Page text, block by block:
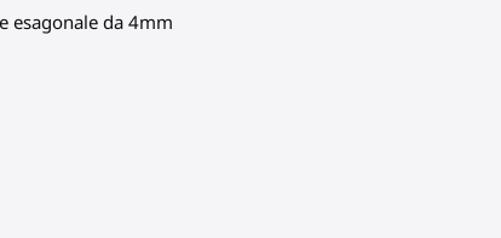
esagonale da 4mm